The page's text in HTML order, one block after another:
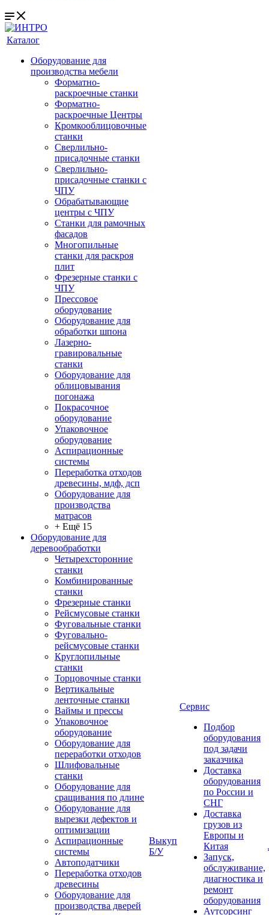
Каталог
Оборудование для
производства мебели
Форматно-
раскроечные станки
Форматно-
раскроечные Центры
Кромкооблицовочные
станки
Сверлильно-
присадочные станки
Сверлильно-
присадочные станки с
ЧПУ
Обрабатывающие
центры с ЧПУ
Станки для рамочных
фасадов
Многопильные
станки для раскроя
плит
Фрезерные станки с
ЧПУ
Прессовое
оборудование
Оборудование для
обработки шпона
Лазерно-
гравировальные
станки
Оборудование для
облицовывания
погонажа
Покрасочное
оборудование
Упаковочное
оборудование
Аспирационные
системы
Переработка отходов
древесины, мдф, дсп
Оборудование для
производства
матрасов
+ Ещё 15
Оборудование для
деревообработки
Четырехсторонние
станки
Комбинированные
станки
Фрезерные станки
Рейсмусовые станки
Фуговальные станки
Фуговально-
рейсмусовые станки
Круглопильные
станки
Торцовочные станки
Вертикальные
ленточные станки
Ваймы и прессы
Упаковочное
оборудование
Оборудование для
переработки отходов
Шлифовальные
станки
Оборудование для
сращивания по длине
Оборудование для
вырезки дефектов и
оптимизации
Аспирационные
системы
Автоподатчики
Переработка отходов
древесины
Оборудование для
производства дверей
Выкуп
Б/У
Сервис
Подбор
оборудования
под задачи
заказчика
Доставка
оборудования
по России и
СНГ
Доставка
грузов из
Европы и
Китая
Запуск,
обслуживание,
диагностика и
ремонт
оборудования
Аутсорсинг